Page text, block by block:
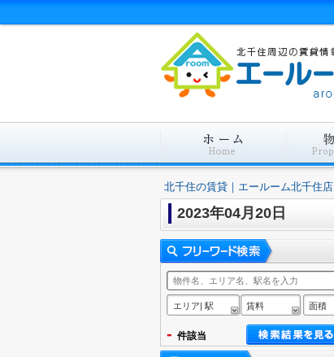
北千住の賃貸｜エールーム北千住店
2023年04月20日
エリア| 駅 賃料 面積
- 件該当